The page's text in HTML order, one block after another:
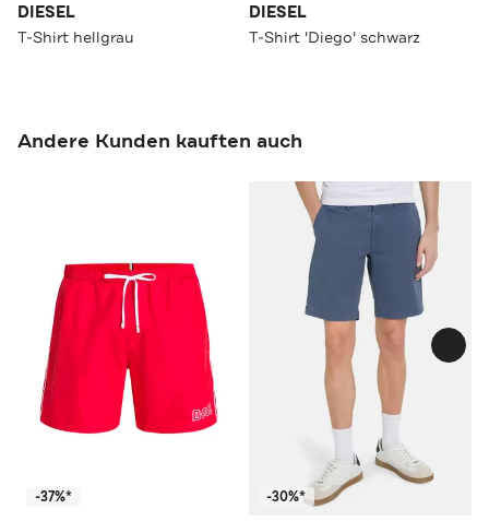
DIESEL
T-Shirt hellgrau
DIESEL
T-Shirt 'Diego' schwarz
Andere Kunden kauften auch
-37%* -30%*